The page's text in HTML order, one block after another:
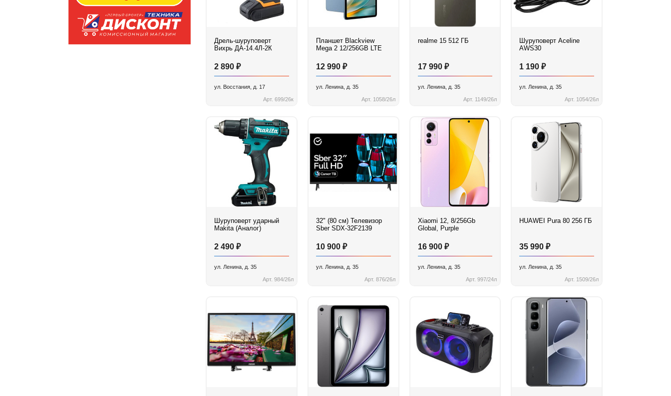
Дрель-шуруповерт
Вихрь ДА-14.4Л-2К
2 890 ₽
ул. Восстания, д. 17
Арт. 699/26к
Планшет Blackview
Mega 2 12/256GB LTE
12 990 ₽
ул. Ленина, д. 35
Арт. 1058/26л
realme 15 512 ГБ
17 990 ₽
ул. Ленина, д. 35
Арт. 1149/26л
Шуруповерт Aceline
AWS30
1 190₽
ул. Ленина, д. 35
Арт. 1054/26л
Шуруповерт ударный
Makita (Аналог)
2 490 ₽
ул. Ленина, д. 35
Арт. 984/26л
32" (80 см) Телевизор
Sber SDX-32F2139
10 900 ₽
ул. Ленина, д. 35
Арт. 876/26л
Xiaomi 12, 8/256Gb
Global, Purple
16 900 ₽
ул. Ленина, д. 35
Арт. 997/24л
HUAWEI Pura 80 256 ГБ
35 990₽
ул. Ленина, д. 35
Арт. 1509/26л